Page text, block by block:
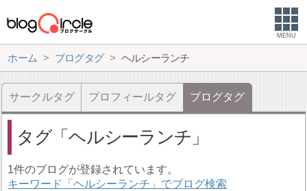
MENU
ホーム ブログタグ ヘルシーランチ
サークルタグ プロフィールタグ ブログタグ
タグ ヘルシーランチ
1件のブログが登録されています。
キーワード「ヘルシーランチ」でブログ検索